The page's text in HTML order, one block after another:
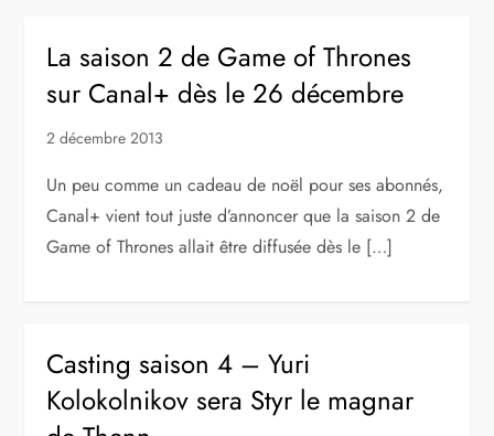
La saison 2 de Game of Thrones
sur Canal+ dès le 26 décembre
2 décembre 2013
Un peu comme un cadeau de noël pour ses abonnés,
Canal+ vient tout juste d’annoncer que la saison 2 de
Game of Thrones allait être diffusée dès le […]
Casting saison 4 – Yuri
Kolokolnikov sera Styr le magnar